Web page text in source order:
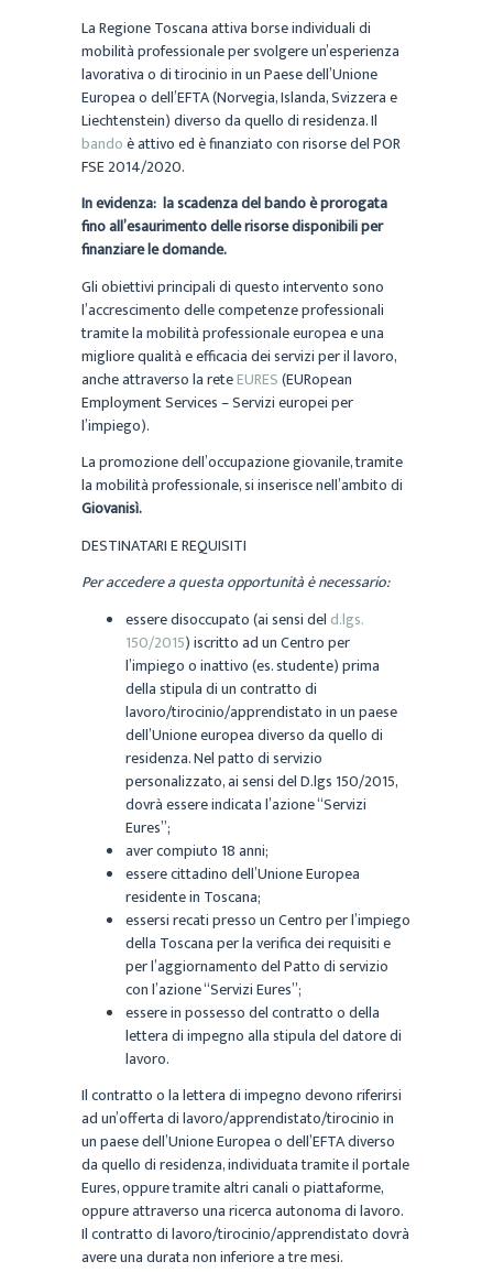
La Regione Toscana attiva borse individuali di
mobilità professionale per svolgere un’esperienza
lavorativa o di tirocinio in un Paese dell’Unione
Europea o dell’EFTA (Norvegia, Islanda, Svizzera e
Liechtenstein) diverso da quello di residenza. Il
bandoè attivo ed è finanziato con risorse del POR
FSE 2014/2020.
In evidenza: la scadenza del bando è prorogata
fino all’esaurimento delle risorse disponibili per
finanziare le domande.
Gli obiettivi principali di questo intervento sono
l’accrescimento delle competenze professionali
tramite la mobilità professionale europea e una
migliore qualità e efficacia dei servizi per il lavoro,
anche attraverso la reteEURES(EURopean
Employment Services – Servizi europei per
l’impiego).
La promozione dell’occupazione giovanile, tramite
la mobilità professionale, si inserisce nell’ambito di
Giovanisì.
DESTINATARI E REQUISITI
Per accedere a questa opportunità è necessario:
essere disoccupato (ai sensi del d.lgs.
150/2015) iscritto ad un Centro per
l’impiego o inattivo (es. studente) prima
della stipula di un contratto di
lavoro/tirocinio/apprendistato in un paese
dell’Unione europea diverso da quello di
residenza. Nel patto di servizio
personalizzato, ai sensi del D.lgs 150/2015,
dovrà essere indicata l’azione “Servizi
Eures”;
aver compiuto 18 anni;
essere cittadino dell’Unione Europea
residente in Toscana;
essersi recati presso un Centro per l’impiego
della Toscana per la verifica dei requisiti e
per l’aggiornamento del Patto di servizio
con l’azione “Servizi Eures”;
essere in possesso del contratto o della
lettera di impegno alla stipula del datore di
lavoro.
Il contratto o la lettera di impegno devono riferirsi
ad un’offerta di lavoro/apprendistato/tirocinio in
un paese dell’Unione Europea o dell’EFTA diverso
da quello di residenza, individuata tramite il portale
Eures, oppure tramite altri canali o piattaforme,
oppure attraverso una ricerca autonoma di lavoro.
Il contratto di lavoro/tirocinio/apprendistato dovrà
avere una durata non inferiore a tre mesi.